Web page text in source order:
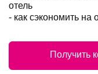
отель
- как сэкономить
Получить